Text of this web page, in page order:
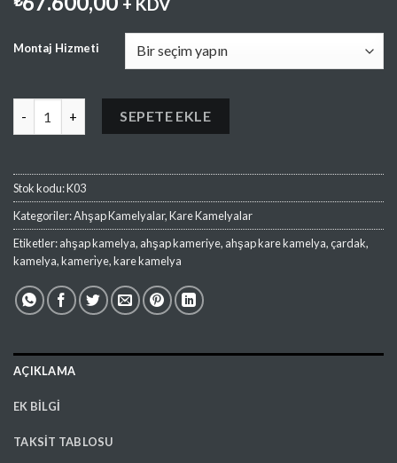
+ KDV
Montaj Hizmeti
Ahşap Kamelya 3x3 M -K03 adet
SEPETE EKLE
Stok kodu:K03
Kategoriler:Ahşap Kamelyalar,Kare Kamelyalar
Etiketler:ahşap kamelya, ahşap kameriye, ahşap kare kamelya,çardak,
kamelya,kameri̇ye,kare kamelya
AÇIKLAMA
EK BILGI
TAKSIT TABLOSU